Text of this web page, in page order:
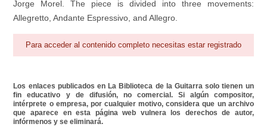
Área personal Reproductor
Jorge Morel. The piece is divided into three movements:
Allegretto, Andante Espressivo, and Allegro.
Para acceder al contenido completo necesitas estar registrado
Los enlaces publicados en La Biblioteca de la Guitarra solo tienen un
fin educativo y de difusión, no comercial. Si algún compositor,
intérprete o empresa, por cualquier motivo, considera que un archivo
que aparece en esta página web vulnera los derechos de autor,
infórmenos y se eliminará.